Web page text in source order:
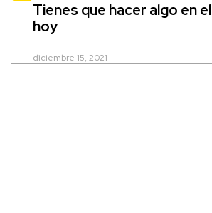
Tienes que hacer algo en
hoy
diciembre 15, 2021